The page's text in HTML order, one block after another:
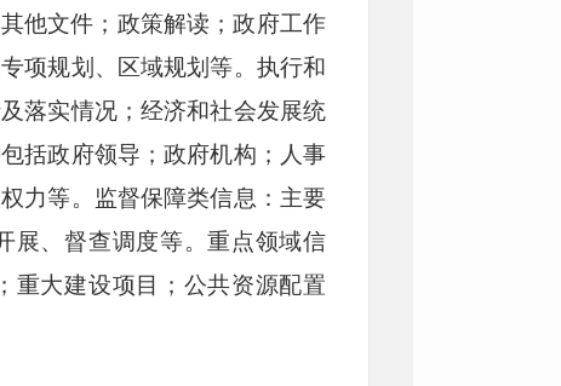
他文件；政策解读；政府工作
项规划、区域规划等。执行和
落实情况；经济和社会发展统
括政府领导；政府机构；人事
力等。监督保障类信息：主要
展、督查调度等。重点领域信
重大建设项目；公共资源配置